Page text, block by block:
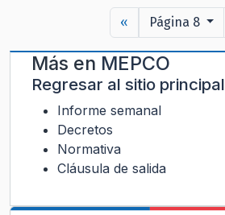
« Página 8
Más en MEPCO
Regresar al sitio principal
Informe semanal
Decretos
Normativa
Cláusula de salida